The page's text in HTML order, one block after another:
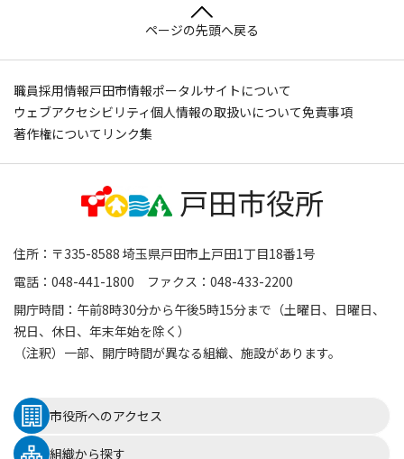
ページの先頭へ戻る
職員採用情報戸田市情報ポータルサイトについて
ウェブアクセシビリティ個人情報の取扱いについて免責事項
著作権について リンク集
住所：〒335-8588 埼玉県戸田市上戸田1丁目18番1号
電話：048-441-1800 ファクス：048-433-2200
開庁時間：午前8時30分から午後5時15分まで（土曜日、日曜日、
祝日、休日、年末年始を除く）
（注釈）一部、開庁時間が異なる組織、施設があります。
市役所へのアクセス
組織から探す